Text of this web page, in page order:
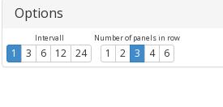
Options
Intervall
1 3 6 12 24
Number of panels in row
1 2 3 4 6